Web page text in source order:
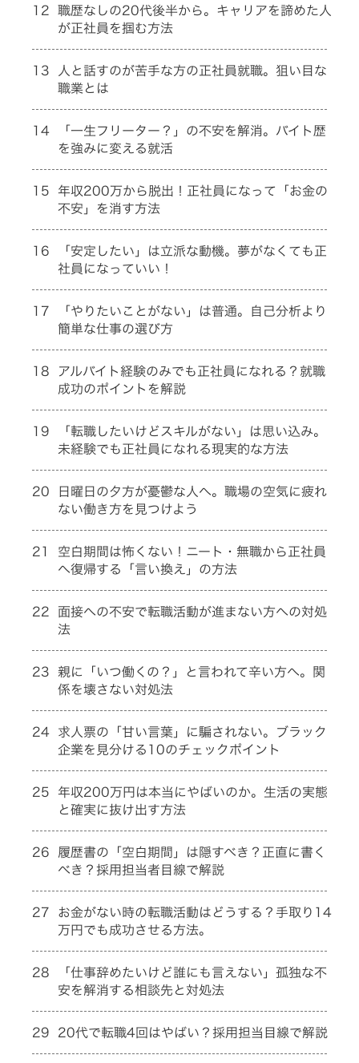
12 職歴なしの20代後半から。キャリアを諦めた人
が正社員を掴む方法
13 人と話すのが苦手な方の正社員就職。狙い目な
職業とは
14
「一生フリーター？」の不安を解消。バイト歴
を強みに変える就活
15 年収200万から脱出！正社員になって「お金の
不安」を消す方法
16
「安定したい」は立派な動機。夢がなくても正
社員になっていい！
17
「やりたいことがない」は普通。自己分析より
簡単な仕事の選び方
18 アルバイト経験のみでも正社員になれる？就職
成功のポイントを解説
19
「転職したいけどスキルがない」は思い込み。
未経験でも正社員になれる現実的な方法
20 日曜日の夕方が憂鬱な人へ。職場の空気に疲れ
ない働き方を見つけよう
21
空白期間は怖くない！ニート・無職から正社員
へ復帰する「言い換え」の方法
22 面接への不安で転職活動が進まない方への対処
法
23 親に「いつ働くの？」と言われて辛い方へ。関
係を壊さない対処法
24 求人票の「甘い言葉」に騙されない。ブラック
企業を見分ける10のチェックポイント
25 年収200万円は本当にやばいのか。生活の実態
と確実に抜け出す方法
26 履歴書の「空白期間」は隠すべき？正直に書く
べき？採用担当者目線で解説
27 お金がない時の転職活動はどうする？手取り14
万円でも成功させる方法。
28
「仕事辞めたいけど誰にも言えない」孤独な不
安を解消する相談先と対処法
29 20代で転職4回はやばい？採用担当目線で解説